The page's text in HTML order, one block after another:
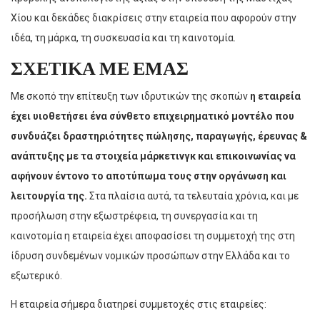
Χίου και δεκάδες διακρίσεις στην εταιρεία που αφορούν στην
ιδέα, τη μάρκα, τη συσκευασία και τη καινοτομία.
ΣΧΕΤΙΚΑ ΜΕ ΕΜΑΣ
Με σκοπό την επίτευξη των ιδρυτικών της σκοπών η εταιρεία
έχει υιοθετήσει ένα σύνθετο επιχειρηματικό μοντέλο που
συνδυάζει δραστηριότητες πώλησης, παραγωγής, έρευνας &
ανάπτυξης με τα στοιχεία μάρκετινγκ και επικοινωνίας να
αφήνουν έντονο το αποτύπωμα τους στην οργάνωση και
λειτουργία της. Στα πλαίσια αυτά, τα τελευταία χρόνια, και με
προσήλωση στην εξωστρέφεια, τη συνεργασία και τη
καινοτομία η εταιρεία έχει αποφασίσει τη συμμετοχή της στη
ίδρυση συνδεμένων νομικών προσώπων στην Ελλάδα και το
εξωτερικό.
Η εταιρεία σήμερα διατηρεί συμμετοχές στις εταιρείες: